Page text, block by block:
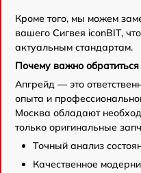
Кроме того, мы можем
вашего Сигвея iconBIT,
актуальным стандартам.
Почему важно
Апгрейд — это
опыта и
Москва обладают
только оригинальные
Точный анализ
Качественное